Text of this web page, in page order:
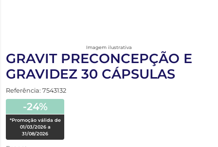
Imagem ilustrativa
GRAVIT PRECONCEPÇÃO E
GRAVIDEZ 30 CÁPSULAS
Referência: 7543132
-24%
*Promoção válida de
01/03/2026 a
31/08/2026